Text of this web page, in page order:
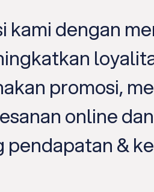
kami dengan
promosi,
online
&